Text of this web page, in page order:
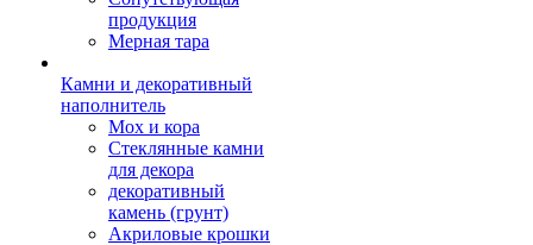
продукция
Мерная тара
Камни и декоративный
наполнитель
Мох и кора
Стеклянные камни
для декора
декоративный
камень (грунт)
Акриловые крошки